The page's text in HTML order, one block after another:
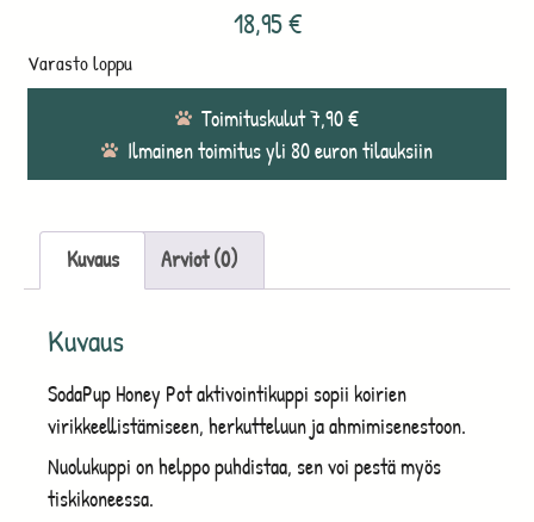
18,95€
Varasto loppu
Toimituskulut 7,90 €
Ilmainen toimitus yli 80 euron tilauksiin
Kuvaus Arviot (0)
Kuvaus
SodaPup Honey Pot aktivointikuppi sopii koirien
virikkeellistämiseen, herkutteluun ja ahmimisenestoon.
Nuolukuppi on helppo puhdistaa, sen voi pestä myös
tiskikoneessa.